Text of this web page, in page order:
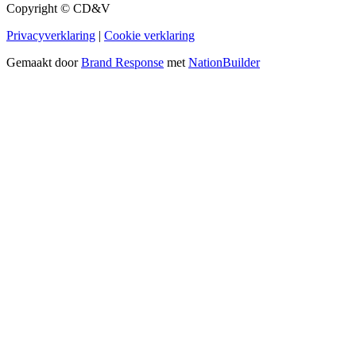
Copyright © CD&V
Privacyverklaring | Cookie verklaring
Gemaakt doorBrand Response met NationBuilder